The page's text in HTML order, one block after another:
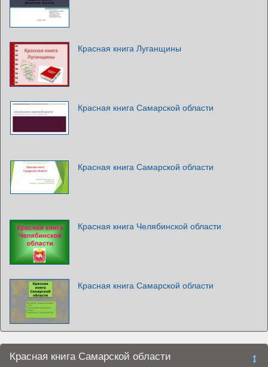
Красная книга Луганщины
Красная книга Самарской области
Красная книга Самарской области
Красная книга Челябинской области
Красная книга Самарской области
Красная книга Самарской области